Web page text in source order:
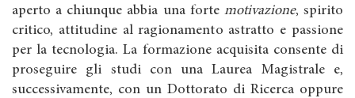
aperto a chiunque abbia una forte motivazione, spirito
critico, attitudine al ragionamento astratto e passione
per la tecnologia. La formazione acquisita consente di
proseguire gli studi con una Laurea Magistrale e,
successivamente, con un Dottorato di Ricerca oppure